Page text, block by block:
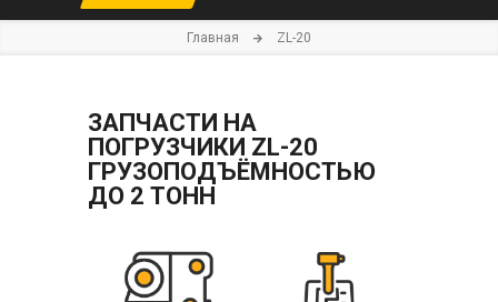
Главная ZL-20
ЗАПЧАСТИ НА
ПОГРУЗЧИКИ ZL-20
ГРУЗОПОДЪЁМНОСТЬЮ
ДО 2 ТОНН